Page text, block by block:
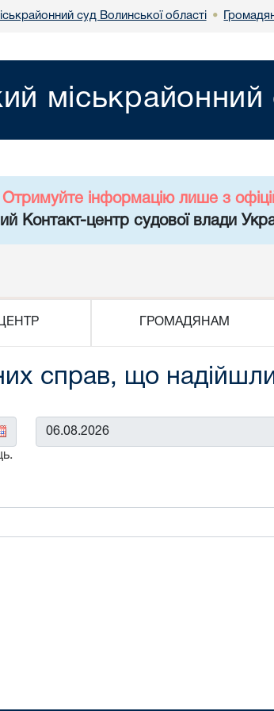
суд Волинської області •
міськрайонний
Отримуйте інформацію лише з
Контакт-центр судової влади
ГРОМАДЯНАМ
справ, що
До: